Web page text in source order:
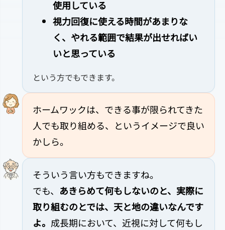
使用している
視力回復に使える時間があまりな
く、やれる範囲で結果が出せればい
いと思っている
という方でもできます。
ホームワックは、できる事が限られてきた
人でも取り組める、というイメージで良い
かしら。
そういう言い方もできますね。
でも、 あきらめて何もしないのと、実際に
取り組むのとでは、天と地の違いなんです
よ。 成長期において、近視に対して何もし